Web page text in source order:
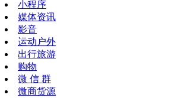
小程序
媒体资讯
影音
运动户外
出行旅游
购物
微 信 群
微商货源